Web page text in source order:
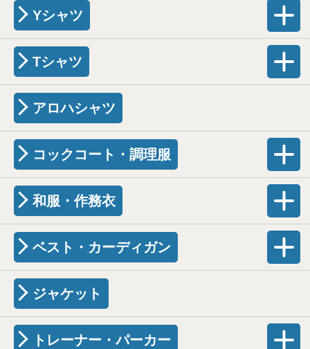
Yシャツ
Tシャツ
アロハシャツ
コックコート・調理服
和服・作務衣
ベスト・カーディガン
ジャケット
トレーナー・パーカー